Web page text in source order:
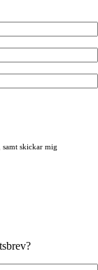
samt skickar mig